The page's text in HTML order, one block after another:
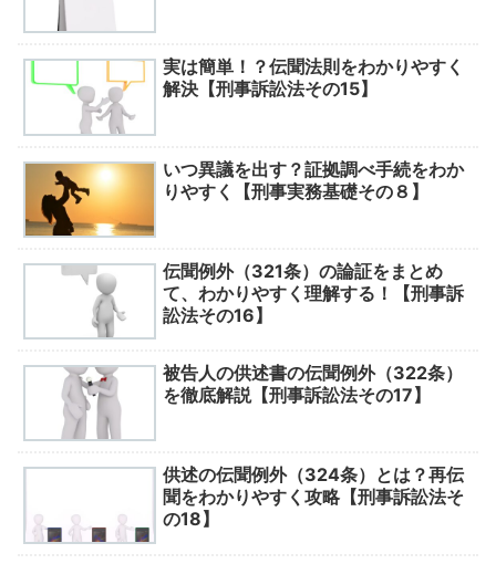
実は簡単！？伝聞法則をわかりやすく
解決【刑事訴訟法その15】
いつ異議を出す？証拠調べ手続をわか
りやすく【刑事実務基礎その８】
伝聞例外（321条）の論証をまとめ
て、わかりやすく理解する！【刑事訴
訟法その16】
被告人の供述書の伝聞例外（322条）
を徹底解説【刑事訴訟法その17】
供述の伝聞例外（324条）とは？再伝
聞をわかりやすく攻略【刑事訴訟法そ
の18】